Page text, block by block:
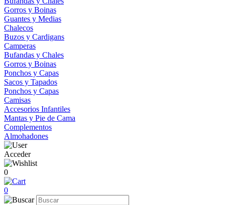
Gorros y Boinas
Guantes y Medias
Chalecos
Buzos y Cardigans
Camperas
Bufandas y Chales
Gorros y Boinas
Ponchos y Capas
Sacos y Tapados
Ponchos y Capas
Camisas
Accesorios Infantiles
Mantas y Pie de Cama
Complementos
Almohadones
Acceder
0
0